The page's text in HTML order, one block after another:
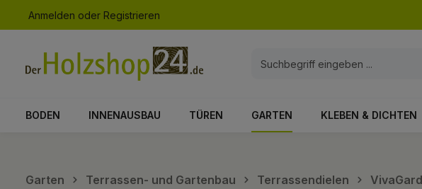
Zur Hauptnavigation springen
Anmelden oder Registrieren
BODEN INNENAUSBAU TÜREN GARTEN KLEBEN & DICHTEN
Garten Terrassen- und Gartenbau Terrassendielen